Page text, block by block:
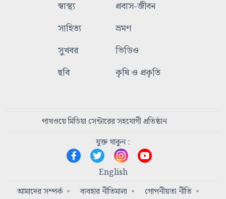
স্বাস্থ্য
প্রবাস-জীবন
সাহিত্য
ভ্রমণ
সুখবর
ভিডিও
ছবি
কৃষি ও প্রকৃতি
পাথওয়ে মিডিয়া সেন্টারের সহযোগী প্রতিষ্ঠান
যুক্ত থাকুন :
English
আমাদের সম্পর্ক
ব্যবহার নীতিমালা
গোপনীয়তা নীতি